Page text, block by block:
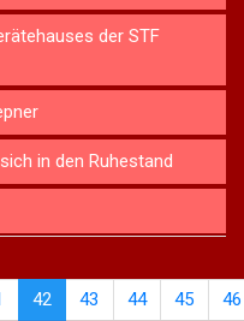
der STF
in den Ruhestand
42 43 44 45 46